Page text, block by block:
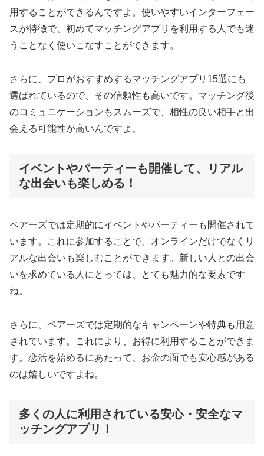
用することができるんですよ。使いやすいインターフェー
スが特徴で、初めてマッチングアプリを利用する人でも迷
うことなく使いこなすことができます。
さらに、プロがおすすめするマッチングアプリ15選にも
選ばれているので、その信頼性も高いです。マッチング後
のコミュニケーションもスムーズで、相性の良い相手と出
会える可能性が高いんですよ。
イベントやパーティーも開催して、リアル
な出会いも楽しめる！
ペアーズでは定期的にイベントやパーティーも開催されて
います。これに参加することで、オンラインだけでなくリ
アルな出会いも楽しむことができます。新しい人との出会
いを求めている人にとっては、とても魅力的な要素です
ね。
さらに、ペアーズでは定期的なキャンペーンや特典も用意
されています。これにより、お得に利用することができま
す。恋活を始めるにあたって、お金の面でも安心感がある
のは嬉しいですよね。
多くの人に利用されている安心・安全なマ
ッチングアプリ！